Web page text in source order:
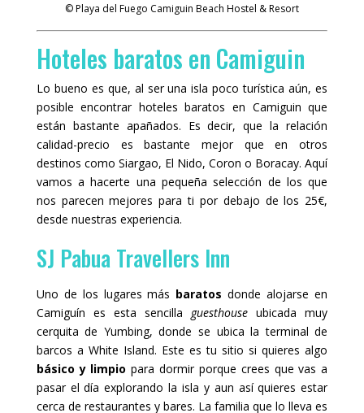
© Playa del Fuego Camiguin Beach Hostel & Resort
Hoteles baratos en Camiguin
Lo bueno es que, al ser una isla poco turística aún, es
posible encontrar hoteles baratos en Camiguin que
están bastante apañados. Es decir, que la relación
calidad-precio es bastante mejor que en otros
destinos como Siargao, El Nido, Coron o Boracay. Aquí
vamos a hacerte una pequeña selección de los que
nos parecen mejores para ti por debajo de los 25€,
desde nuestras experiencia.
SJ Pabua Travellers Inn
Uno de los lugares más baratos donde alojarse en
Camiguín es esta sencilla guesthouse ubicada muy
cerquita de Yumbing, donde se ubica la terminal de
barcos a White Island. Este es tu sitio si quieres algo
básico y limpio para dormir porque crees que vas a
pasar el día explorando la isla y aun así quieres estar
cerca de restaurantes y bares. La familia que lo lleva es